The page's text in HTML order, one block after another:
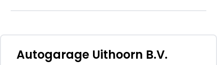
lak.
Autogarage Uithoorn B.V.